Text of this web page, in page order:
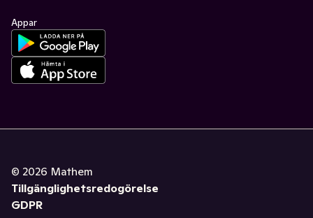
Appar
© 2026 Mathem
Tillgänglighetsredogörelse
GDPR